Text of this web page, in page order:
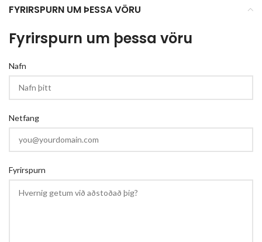
FYRIRSPURN UM ÞESSA VÖRU
Fyrirspurn um þessa vöru
Nafn
Netfang
Fyrirspurn